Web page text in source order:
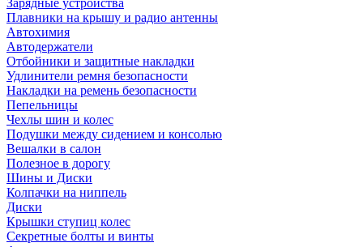
Зарядные устройства
Плавники на крышу и радио антенны
Автохимия
Автодержатели
Отбойники и защитные накладки
Удлинители ремня безопасности
Накладки на ремень безопасности
Пепельницы
Чехлы шин и колес
Подушки между сидением и консолью
Вешалки в салон
Полезное в дорогу
Шины и Диски
Колпачки на ниппель
Диски
Крышки ступиц колес
Секретные болты и винты